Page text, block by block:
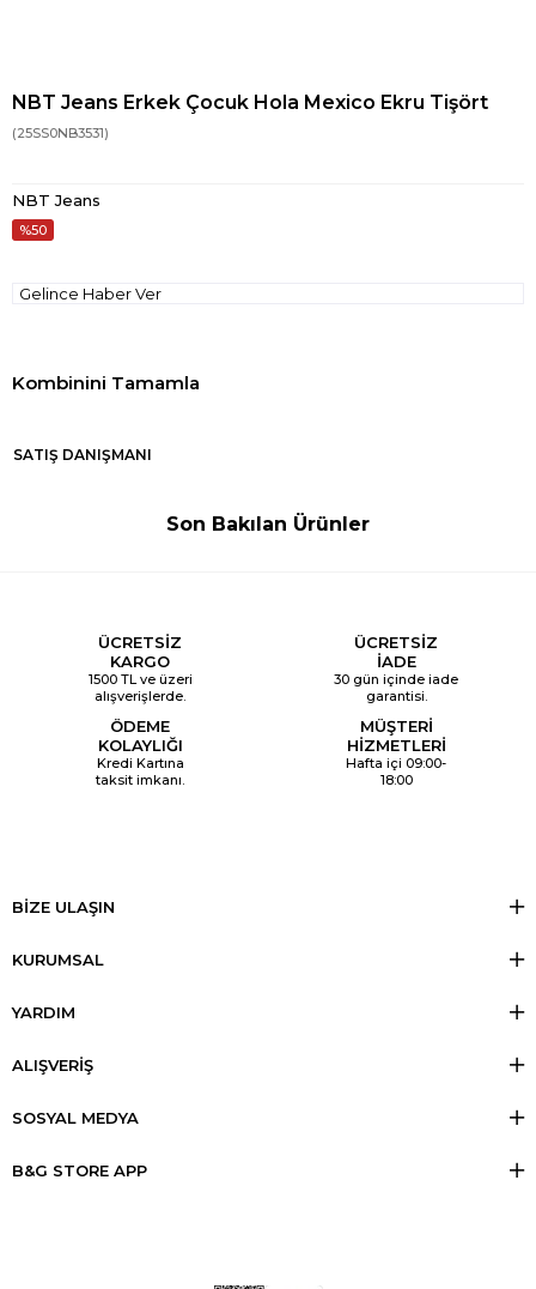
NBT Jeans Erkek Çocuk Hola Mexico Ekru Tişört
(25SS0NB3531)
NBT Jeans
50
Gelince Haber Ver
SATIŞ DANIŞMANI
Son Bakılan Ürünler
ÜCRETSİZ
KARGO
1500 TL ve üzeri
alışverişlerde.
ÜCRETSİZ
İADE
30 gün içinde iade
garantisi.
ÖDEME
KOLAYLIĞI
Kredi Kartına
taksit imkanı.
MÜŞTERİ
HİZMETLERİ
Hafta içi 09:00-
18:00
BİZE ULAŞIN
KURUMSAL
YARDIM
ALIŞVERİŞ
SOSYAL MEDYA
B&G STORE APP